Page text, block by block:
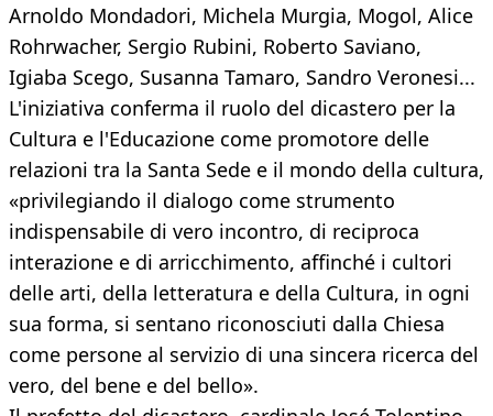
Arnoldo Mondadori, Michela Murgia, Mogol, Alice
Rohrwacher, Sergio Rubini, Roberto Saviano,
Igiaba Scego, Susanna Tamaro, Sandro Veronesi...
L'iniziativa conferma il ruolo del dicastero per la
Cultura e l'Educazione come promotore delle
relazioni tra la Santa Sede e il mondo della cultura,
«privilegiando il dialogo come strumento
indispensabile di vero incontro, di reciproca
interazione e di arricchimento, affinché i cultori
delle arti, della letteratura e della Cultura, in ogni
sua forma, si sentano riconosciuti dalla Chiesa
come persone al servizio di una sincera ricerca del
vero, del bene e del bello».